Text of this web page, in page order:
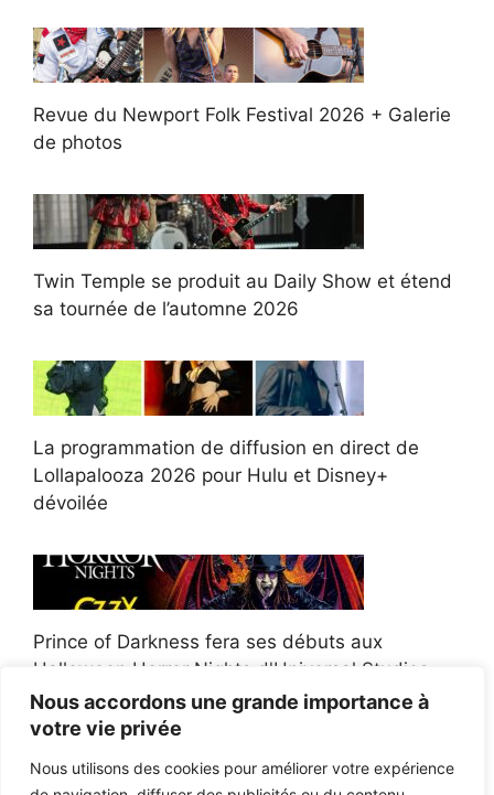
Nous accordons une grande importance à
votre vie privée
Nous utilisons des cookies pour améliorer votre expérience
Revue du Newport Folk Festival 2026 + Galerie
de photos
Twin Temple se produit au Daily Show et étend
sa tournée de l’automne 2026
La programmation de diffusion en direct de
Lollapalooza 2026 pour Hulu et Disney+
dévoilée
Prince of Darkness fera ses débuts aux
Halloween Horror Nights d'Universal Studios